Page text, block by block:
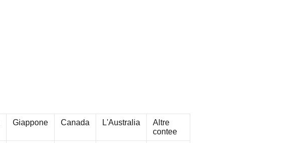
Giappone Canada L'Australia
Altre
contee